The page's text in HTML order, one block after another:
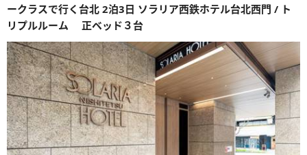
ークラスで行く台北 2泊3日 ソラリア西鉄ホテル台北西門 / ト
リプルルーム 正ベッド３台